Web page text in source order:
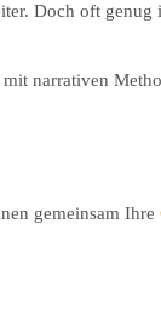
Doch oft
narrativen
gemeinsam Ihre